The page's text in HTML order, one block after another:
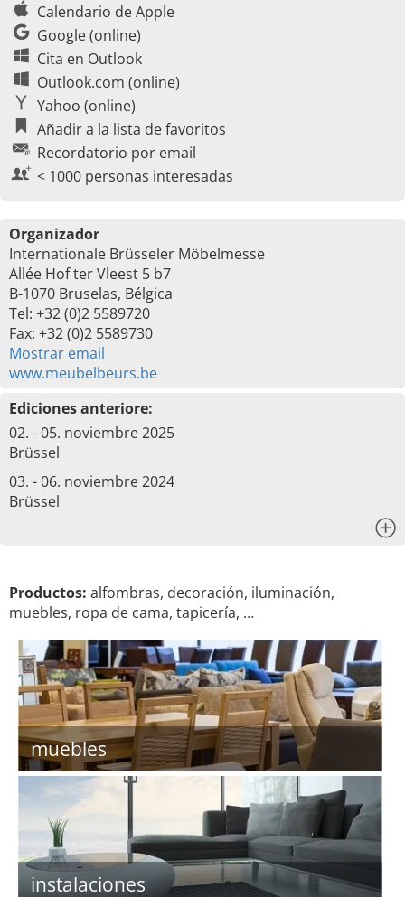
Calendario de Apple
Google (online)
Cita en Outlook
Outlook.com (online)
Yahoo (online)
Añadir a la lista de favoritos
Recordatorio por email
< 1000 personas interesadas
Organizador
Internationale Brüsseler Möbelmesse
Allée Hof ter Vleest 5 b7
B-1070 Bruselas, Bélgica
Tel: +32 (0)2 5589720
Fax: +32 (0)2 5589730
Mostrar email
www.meubelbeurs.be
Ediciones anteriore:
02. - 05. noviembre 2025
Brüssel
03. - 06. noviembre 2024
Brüssel
Productos: alfombras, decoración, iluminación,
muebles, ropa de cama, tapicería, …
muebles
instalaciones